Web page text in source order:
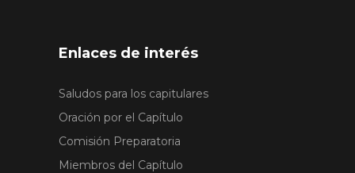
Enlaces de interés
Saludos para los capitulares
Oración por el Capítulo
Comisión Preparatoria
Miembros del Capítulo